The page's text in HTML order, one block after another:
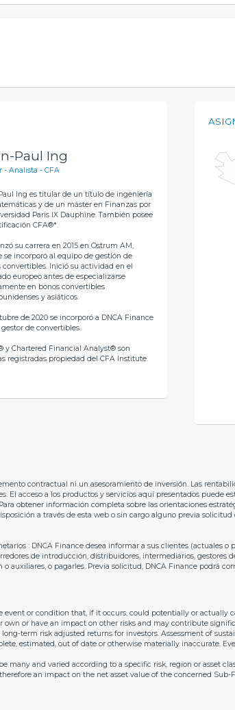
Paul Ing
- Analista - CFA
Ing es titular de un título de ingeniería
y de un máster en Finanzas por
Paris IX Dauphine. También posee
CFA®*.
su carrera en 2015 en Ostrum AM,
se incorporó al equipo de gestión de
convertibles. Inició su actividad en el
europeo antes de especializarse
en bonos convertibles
y asiáticos.
de 2020 se incorporó a DNCA Finance
de convertibles.
y Chartered Financial Analyst® son
registradas propiedad del CFA Institute.
contractual ni un asesoramiento de inversión. Las
El acceso a los productos y servicios aquí presentados puede
obtener información completa sobre las orientaciones
a través de esta web o sin cargo alguno previa solicitud
: DNCA Finance desea informar a sus clientes (actuales
de introducción, distribuidores, intermediarios, gestores
auxiliares, o pagarles. Previa solicitud, DNCA Finance podrá
or condition that, if it occurs, could potentially or actually
or have an impact on other risks and may contribute
term risk adjusted returns for investors. Assessment of
estimated, out of date or otherwise materially inaccurate.
and varied according to a specific risk, region or asset
an impact on the net asset value of the concerned Sub-